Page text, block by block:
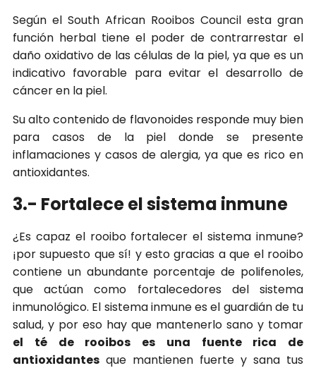
Según el South African Rooibos Council esta gran
función herbal tiene el poder de contrarrestar el
daño oxidativo de las células de la piel, ya que es un
indicativo favorable para evitar el desarrollo de
cáncer en la piel.
Su alto contenido de flavonoides responde muy bien
para casos de la piel donde se presente
inflamaciones y casos de alergia, ya que es rico en
antioxidantes.
3.- Fortalece el sistema inmune
¿Es capaz el rooibo fortalecer el sistema inmune?
¡por supuesto que sí! y esto gracias a que el rooibo
contiene un abundante porcentaje de polifenoles,
que actúan como fortalecedores del sistema
inmunológico. El sistema inmune es el guardián de tu
salud, y por eso hay que mantenerlo sano y tomar
el té de rooibos es una fuente rica de
antioxidantes que mantienen fuerte y sana tus